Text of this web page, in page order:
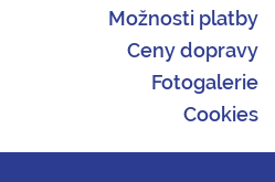
Možnosti platby
Ceny dopravy
Fotogalerie
Cookies